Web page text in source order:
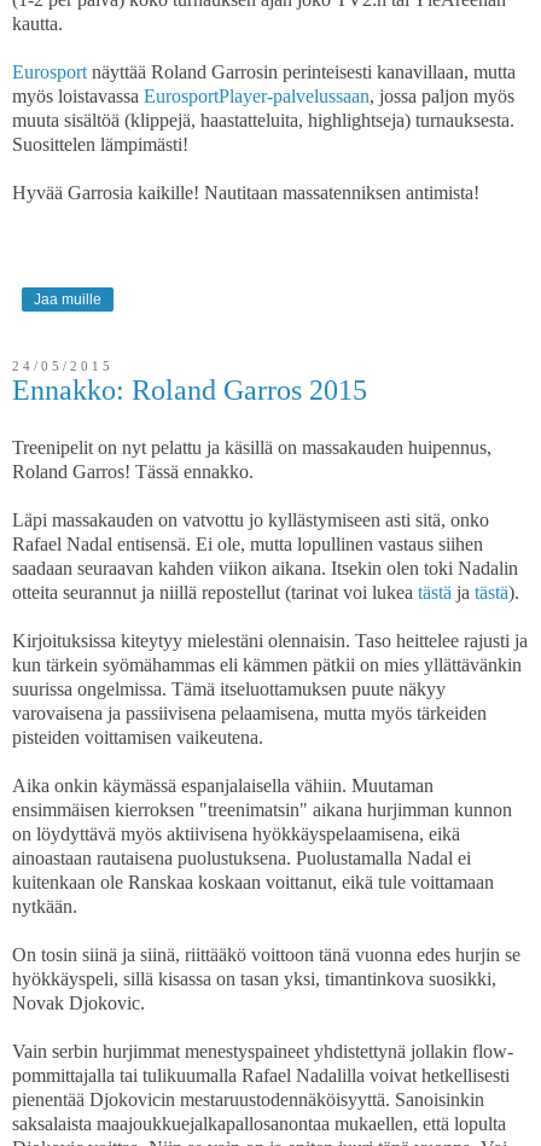
kautta.
Eurosport näyttää Roland Garrosin perinteisesti kanavillaan, mutta
myös loistavassa EurosportPlayer-palvelussaan, jossa paljon myös
muuta sisältöä (klippejä, haastatteluita, highlightseja) turnauksesta.
Suosittelen lämpimästi!
Hyvää Garrosia kaikille! Nautitaan massatenniksen antimista!
Jaa muille
24/05/2015
Ennakko: Roland Garros 2015
Treenipelit on nyt pelattu ja käsillä on massakauden huipennus,
Roland Garros! Tässä ennakko.
Läpi massakauden on vatvottu jo kyllästymiseen asti sitä, onko
Rafael Nadal entisensä. Ei ole, mutta lopullinen vastaus siihen
saadaan seuraavan kahden viikon aikana. Itsekin olen toki Nadalin
otteita seurannut ja niillä repostellut (tarinat voi lukea tästä ja tästä).
Kirjoituksissa kiteytyy mielestäni olennaisin. Taso heittelee rajusti ja
kun tärkein syömähammas eli kämmen pätkii on mies yllättävänkin
suurissa ongelmissa. Tämä itseluottamuksen puute näkyy
varovaisena ja passiivisena pelaamisena, mutta myös tärkeiden
pisteiden voittamisen vaikeutena.
Aika onkin käymässä espanjalaisella vähiin. Muutaman
ensimmäisen kierroksen "treenimatsin" aikana hurjimman kunnon
on löydyttävä myös aktiivisena hyökkäyspelaamisena, eikä
ainoastaan rautaisena puolustuksena. Puolustamalla Nadal ei
kuitenkaan ole Ranskaa koskaan voittanut, eikä tule voittamaan
nytkään.
On tosin siinä ja siinä, riittääkö voittoon tänä vuonna edes hurjin se
hyökkäyspeli, sillä kisassa on tasan yksi, timantinkova suosikki,
Novak Djokovic.
Vain serbin hurjimmat menestyspaineet yhdistettynä jollakin flow-
pommittajalla tai tulikuumalla Rafael Nadalilla voivat hetkellisesti
pienentää Djokovicin mestaruustodennäköisyyttä. Sanoisinkin
saksalaista maajoukkuejalkapallosanontaa mukaellen, että lopulta